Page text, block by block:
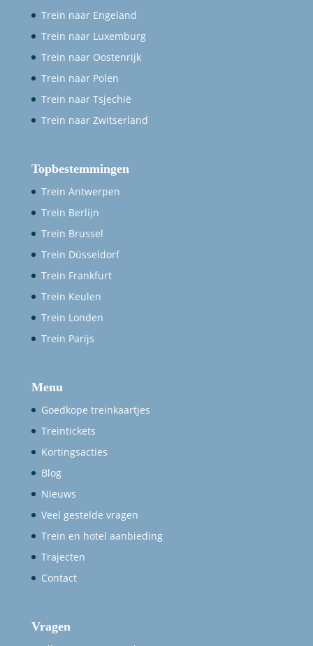
Trein naar Engeland
Trein naar Luxemburg
Trein naar Oostenrijk
Trein naar Polen
Trein naar Tsjechië
Trein naar Zwitserland
Topbestemmingen
Trein Antwerpen
Trein Berlijn
Trein Brussel
Trein Düsseldorf
Trein Frankfurt
Trein Keulen
Trein Londen
Trein Parijs
Menu
Goedkope treinkaartjes
Treintickets
Kortingsacties
Blog
Nieuws
Veel gestelde vragen
Trein en hotel aanbieding
Trajecten
Contact
Vragen